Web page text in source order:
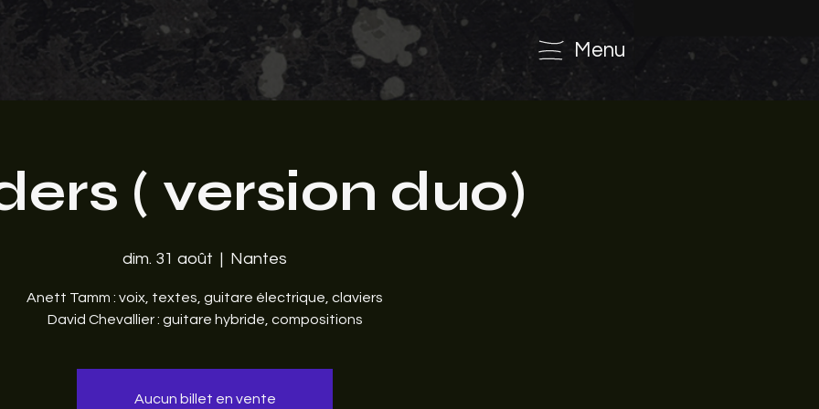
Menu
( version duo)
dim. 31 août
  |
Nantes
Anett Tamm : voix, textes, guitare électrique, claviers
David Chevallier : guitare hybride, compositions
Aucun billet en vente